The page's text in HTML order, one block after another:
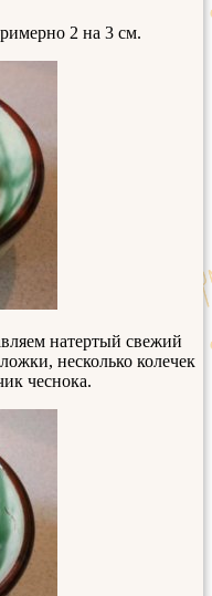
2 на 3 см.
натертый свежий
несколько колечек
чеснока.